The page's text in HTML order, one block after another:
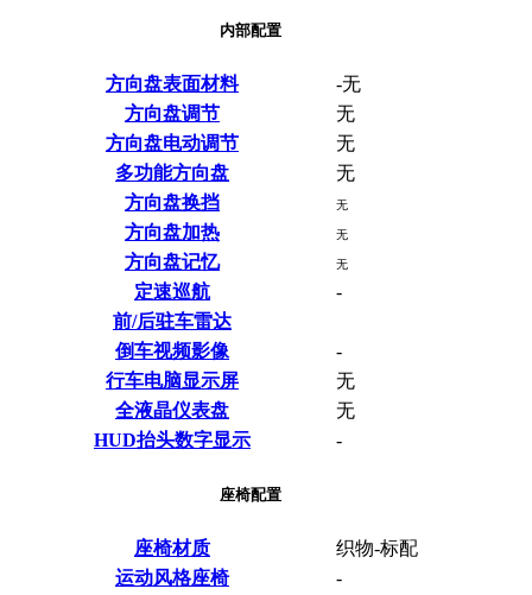
内部配置
方向盘表面材料
-无
方向盘调节
无
方向盘电动调节
无
多功能方向盘
无
方向盘换挡
无
方向盘加热 无
方向盘记忆 无
定速巡航
-
前/后驻车雷达
倒车视频影像
-
行车电脑显示屏
无
全液晶仪表盘
无
HUD抬头数字显示
-
座椅配置
座椅材质
织物-标配
运动风格座椅
-